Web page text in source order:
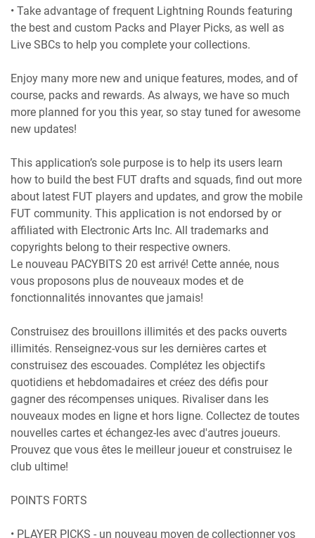
• Take advantage of frequent Lightning Rounds featuring
the best and custom Packs and Player Picks, as well as
Live SBCs to help you complete your collections.
Enjoy many more new and unique features, modes, and of
course, packs and rewards. As always, we have so much
more planned for you this year, so stay tuned for awesome
new updates!
This application’s sole purpose is to help its users learn
how to build the best FUT drafts and squads, find out more
about latest FUT players and updates, and grow the mobile
FUT community. This application is not endorsed by or
affiliated with Electronic Arts Inc. All trademarks and
copyrights belong to their respective owners.
Le nouveau PACYBITS 20 est arrivé! Cette année, nous
vous proposons plus de nouveaux modes et de
fonctionnalités innovantes que jamais!
Construisez des brouillons illimités et des packs ouverts
illimités. Renseignez-vous sur les dernières cartes et
construisez des escouades. Complétez les objectifs
quotidiens et hebdomadaires et créez des défis pour
gagner des récompenses uniques. Rivaliser dans les
nouveaux modes en ligne et hors ligne. Collectez de toutes
nouvelles cartes et échangez-les avec d'autres joueurs.
Prouvez que vous êtes le meilleur joueur et construisez le
club ultime!
POINTS FORTS
• PLAYER PICKS - un nouveau moyen de collectionner vos